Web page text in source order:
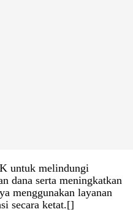
untuk melindungi
dana serta meningkatkan
menggunakan layanan
secara ketat.[]